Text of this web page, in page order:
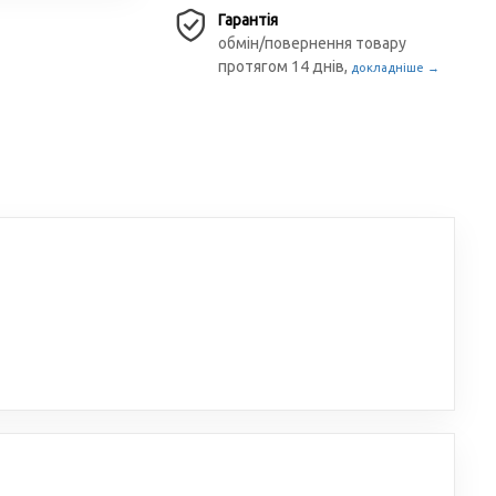
Гарантія
обмін/повернення товару
протягом 14 днів, докладніше →